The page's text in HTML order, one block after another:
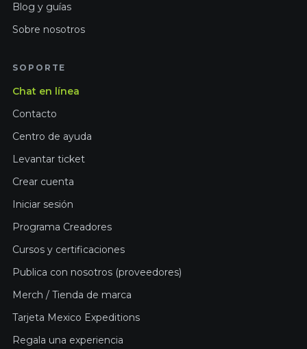
Blog y guías
Sobre nosotros
SOPORTE
Chat en línea
Contacto
Centro de ayuda
Levantar ticket
Crear cuenta
Iniciar sesión
Programa Creadores
Cursos y certificaciones
Publica con nosotros (proveedores)
Merch / Tienda de marca
Tarjeta Mexico Expeditions
Regala una experiencia